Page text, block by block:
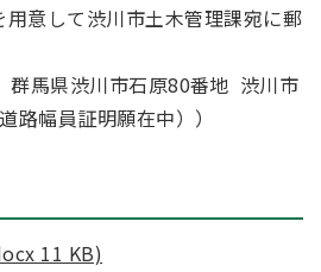
用意して渋川市土木管理課宛に郵
群馬県渋川市石原80番地 渋川市
幅員証明願在中））
11 KB)